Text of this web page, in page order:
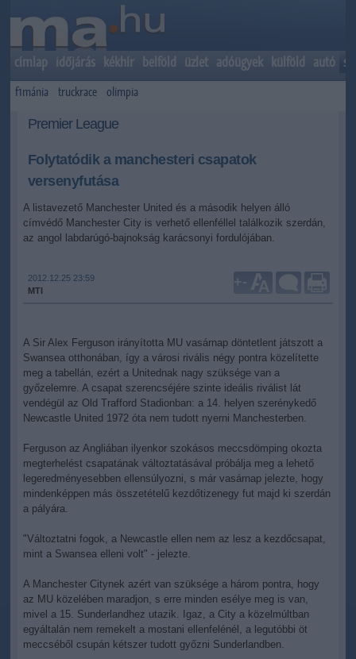
címlap időjárás kékhír belföld üzlet adóügyek külföld autó
f1mánia truckrace olimpia
Premier League
Folytatódik a manchesteri csapatok
versenyfutása
A listavezető Manchester United és a második helyen álló
címvédő Manchester City is verhető ellenféllel találkozik szerdán,
az angol labdarúgó-bajnokság karácsonyi fordulójában.
2012.12.25 23:59
MTI
+-
A Sir Alex Ferguson irányította MU vasárnap döntetlent játszott a
Swansea otthonában, így a városi rivális négy pontra közelítette
meg a tabellán, ezért a Unitednak nagy szüksége van a
győzelemre. A csapat szerencséjére szinte ideális riválist lát
vendégül az Old Trafford Stadionban: a 14. helyen szerénykedő
Newcastle United 1972 óta nem tudott nyerni Manchesterben.
Ferguson az Angliában ilyenkor szokásos meccsdömping okozta
megterhelést csapatának változtatásával próbálja meg a lehető
legeredményesebben ellensúlyozni, s már vasárnap jelezte, hogy
mindenképpen más összetételű kezdőtizenegy fut majd ki szerdán
a pályára.
"Változtatni fogok, a Newcastle ellen nem az lesz a kezdőcsapat,
mint a Swansea elleni volt" - jelezte.
A Manchester Citynek azért van szüksége a három pontra, hogy
az MU közelében maradjon, s erre minden esélye meg is van,
mivel a 15. Sunderlandhez utazik. Igaz, a City a közelmúltban
egyáltalán nem remekelt a mostani ellenfelénél, a legutóbbi öt
meccséből csupán kétszer tudott győzni Sunderlandben.